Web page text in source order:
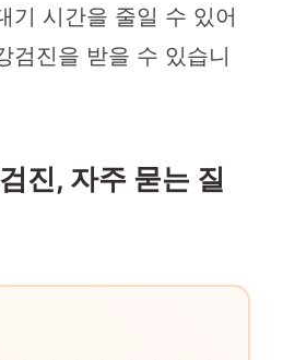
기 시간을 줄일 수 있어
검진을 받을 수 있습니
진, 자주 묻는 질